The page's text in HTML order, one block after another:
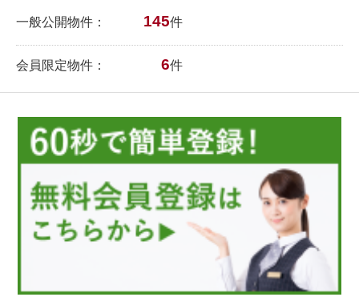
一般公開物件： 145件
会員限定物件： 6件